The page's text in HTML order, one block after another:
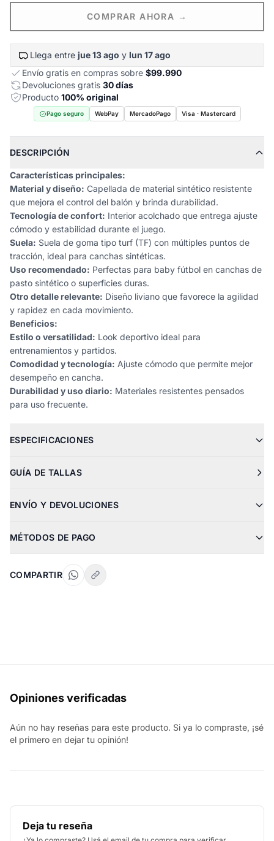
COMPRAR AHORA →
Llega entre jue 13 ago y lun 17 ago
Envío gratis en compras sobre $99.990
Devoluciones gratis 30 días
Producto 100% original
Pago seguro WebPay MercadoPago Visa · Mastercard
DESCRIPCIÓN
Características principales:
Material y diseño: Capellada de material sintético resistente
que mejora el control del balón y brinda durabilidad.
Tecnología de confort: Interior acolchado que entrega ajuste
cómodo y estabilidad durante el juego.
Suela: Suela de goma tipo turf (TF) con múltiples puntos de
tracción, ideal para canchas sintéticas.
Uso recomendado: Perfectas para baby fútbol en canchas de
pasto sintético o superficies duras.
Otro detalle relevante: Diseño liviano que favorece la agilidad
y rapidez en cada movimiento.
Beneficios:
Estilo o versatilidad: Look deportivo ideal para
entrenamientos y partidos.
Comodidad y tecnología: Ajuste cómodo que permite mejor
desempeño en cancha.
Durabilidad y uso diario: Materiales resistentes pensados
para uso frecuente.
ESPECIFICACIONES
GUÍA DE TALLAS
ENVÍO Y DEVOLUCIONES
MÉTODOS DE PAGO
COMPARTIR
Opiniones verificadas
Aún no hay reseñas para este producto. Si ya lo compraste, ¡sé
el primero en dejar tu opinión!
Deja tu reseña